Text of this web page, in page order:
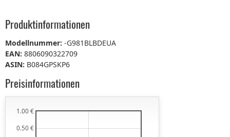
Produktinformationen
Modellnummer: -G981BLBDEUA
EAN: 8806090322709
ASIN: B084GPSKP6
Preisinformationen
0.50 €
1.00 €